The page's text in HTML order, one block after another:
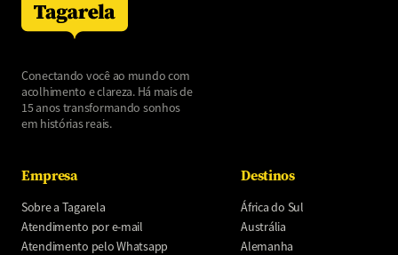
Conectando você ao mundo com
acolhimento e clareza. Há mais de
15 anos transformando sonhos
em histórias reais.
Empresa
Sobre a Tagarela
Atendimento por e-mail
Atendimento pelo Whatsapp
Destinos
África do Sul
Austrália
Alemanha